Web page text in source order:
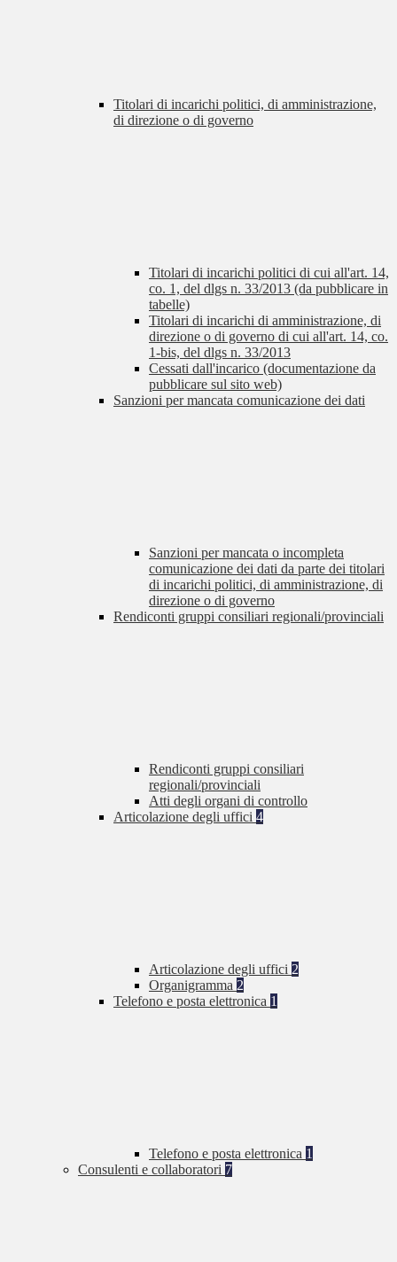
Titolari di incarichi politici, di amministrazione,
di direzione o di governo
Titolari di incarichi politici di cui all'art. 14,
co. 1, del dlgs n. 33/2013 (da pubblicare in
tabelle)
Titolari di incarichi di amministrazione, di
direzione o di governo di cui all'art. 14, co.
1-bis, del dlgs n. 33/2013
Cessati dall'incarico (documentazione da
pubblicare sul sito web)
Sanzioni per mancata comunicazione dei dati
Sanzioni per mancata o incompleta
comunicazione dei dati da parte dei titolari
di incarichi politici, di amministrazione, di
direzione o di governo
Rendiconti gruppi consiliari regionali/provinciali
Rendiconti gruppi consiliari
regionali/provinciali
Atti degli organi di controllo
Articolazione degli uffici 4
Articolazione degli uffici 2
Organigramma 2
Telefono e posta elettronica 1
Telefono e posta elettronica 1
Consulenti e collaboratori 7